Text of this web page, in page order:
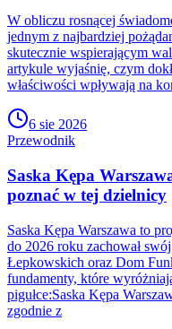
W obliczu rosnącej
jednym z najbardziej
skutecznie wspierającym
artykule wyjaśnię, czym
właściwości wpływają na
6 sie 2026
Przewodnik
Saska Kępa
poznać w tej dzielnicy
Saska Kępa Warszawa to
do 2026 roku zachował
Łepkowskich oraz Dom
fundamenty, które
pigułce:Saska Kępa
zgodnie z